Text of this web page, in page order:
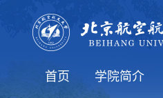
首页 学院简介